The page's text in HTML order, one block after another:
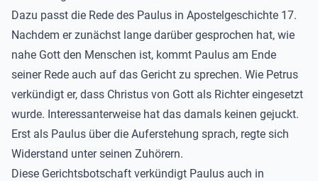
Dazu passt die Rede des Paulus in Apostelgeschichte 17.
Nachdem er zunächst lange darüber gesprochen hat, wie
nahe Gott den Menschen ist, kommt Paulus am Ende
seiner Rede auch auf das Gericht zu sprechen. Wie Petrus
verkündigt er, dass Christus von Gott als Richter eingesetzt
wurde. Interessanterweise hat das damals keinen gejuckt.
Erst als Paulus über die Auferstehung sprach, regte sich
Widerstand unter seinen Zuhörern.
Diese Gerichtsbotschaft verkündigt Paulus auch in